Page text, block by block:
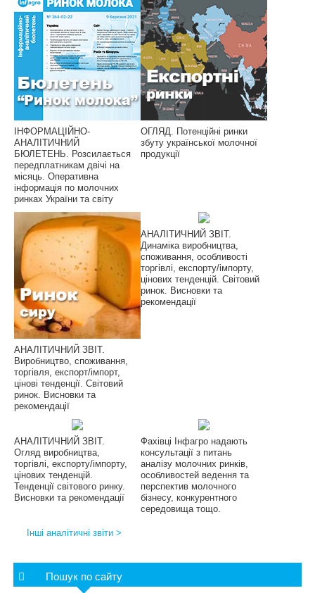
ІНФОРМАЦІЙНО-
АНАЛІТИЧНИЙ
БЮЛЕТЕНЬ. Розсилається
передплатникам двічі на
місяць. Оперативна
інформація по молочних
ринках України та світу
ОГЛЯД. Потенційні ринки
збуту української молочної
продукції
АНАЛІТИЧНИЙ ЗВІТ.
Виробництво, споживання,
торгівля, експорт/імпорт,
цінові тенденції. Світовий
ринок. Висновки та
рекомендації
АНАЛІТИЧНИЙ ЗВІТ.
Динаміка виробництва,
споживання, особливості
торгівлі, експорту/імпорту,
цінових тенденцій. Світовий
ринок. Висновки та
рекомендації
АНАЛІТИЧНИЙ ЗВІТ.
Огляд виробництва,
торгівлі, експорту/імпорту,
цінових тенденцій.
Тенденції світового ринку.
Висновки та рекомендації
Фахівці Інфагро надають
консультації з питань
аналізу молочних ринків,
особливостей ведення та
перспектив молочного
бізнесу, конкурентного
середовища тощо.
Інші аналітичні звіти >
Пошук по сайту